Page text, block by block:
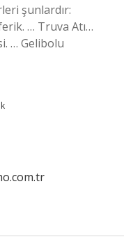
şunlardır:
… Truva Atı…
… Gelibolu